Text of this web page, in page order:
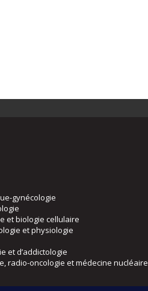
gynécologie
et biologie cellulaire
et physiologie
et d’addictologie
radio-oncologie et médecine nucléaire